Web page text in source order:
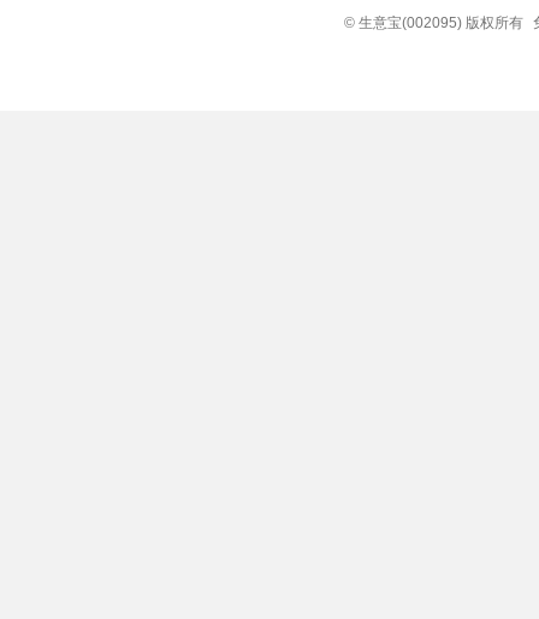
© 生意宝(002095) 版权所有